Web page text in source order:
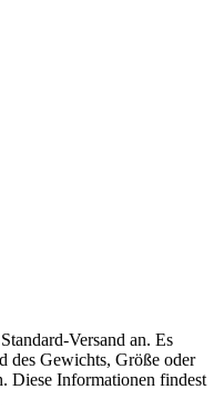
Versand an. Es
des Gewichts, Größe oder
Diese Informationen findest